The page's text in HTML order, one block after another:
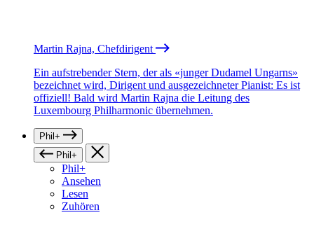
Martin Rajna, Chefdirigent
Ein aufstrebender Stern, der als «junger Dudamel Ungarns»
bezeichnet wird, Dirigent und ausgezeichneter Pianist: Es ist
offiziell! Bald wird Martin Rajna die Leitung des
Luxembourg Philharmonic übernehmen.
Phil+
Phil+
Phil+
Ansehen
Lesen
Zuhören